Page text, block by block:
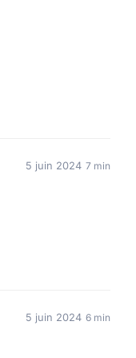
5 juin 2024 7 min
5 juin 2024 6 min